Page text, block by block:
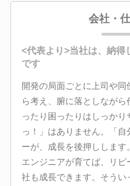
会社・
<代表より>当社は、納得
です
開発の局面ごとに上司や
ら考え、腑に落としなが
ったり困ったりはしっか
っ！」はありません。「
ーが、成長を後押しします。
エンジニアが育てば、リ
社も成長できます。そうい